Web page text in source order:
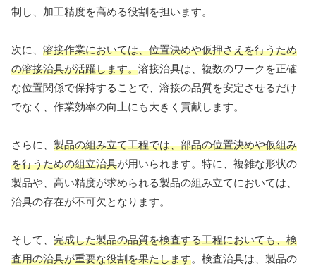
制し、加工精度を高める役割を担います。
次に、 溶接作業においては、位置決めや仮押さえを行うため
の溶接治具が活躍します。溶接治具は、複数のワークを正確
な位置関係で保持することで、溶接の品質を安定させるだけ
でなく、作業効率の向上にも大きく貢献します。
さらに、 製品の組み立て工程では、部品の位置決めや仮組み
を行うための組立治具が用いられます。特に、複雑な形状の
製品や、高い精度が求められる製品の組み立てにおいては、
治具の存在が不可欠となります。
そして、 完成した製品の品質を検査する工程においても、検
査用の治具が重要な役割を果たします。検査治具は、製品の